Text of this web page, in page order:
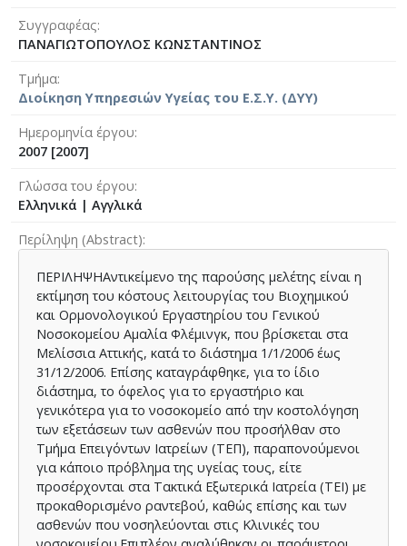
Συγγραφέας
ΠΑΝΑΓΙΩΤΟΠΟΥΛΟΣ ΚΩΝΣΤΑΝΤΙΝΟΣ
Τμήμα
Διοίκηση Υπηρεσιών Υγείας του Ε.Σ.Υ. (ΔΥΥ)
Ημερομηνία έργου
2007 [2007]
Γλώσσα του έργου
Ελληνικά | Αγγλικά
Περίληψη (Abstract)
ΠΕΡΙΛΗΨΗΑντικείμενο της παρούσης μελέτης είναι η
εκτίμηση του κόστους λειτουργίας του Βιοχημικού
και Ορμονολογικού Εργαστηρίου του Γενικού
Νοσοκομείου Αμαλία Φλέμινγκ, που βρίσκεται στα
Μελίσσια Αττικής, κατά το διάστημα 1/1/2006 έως
31/12/2006. Επίσης καταγράφθηκε, για το ίδιο
διάστημα, το όφελος για το εργαστήριο και
γενικότερα για το νοσοκομείο από την κοστολόγηση
των εξετάσεων των ασθενών που προσήλθαν στο
Τμήμα Επειγόντων Ιατρείων (ΤΕΠ), παραπονούμενοι
για κάποιο πρόβλημα της υγείας τους, είτε
προσέρχονται στα Τακτικά Εξωτερικά Ιατρεία (ΤΕΙ) με
προκαθορισμένο ραντεβού, καθώς επίσης και των
ασθενών που νοσηλεύονται στις Κλινικές του